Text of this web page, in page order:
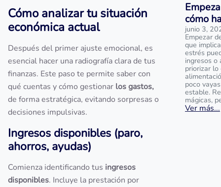
Cómo analizar tu situación
económica actual
Después del primer ajuste emocional, es
esencial hacer una radiografía clara de tus
finanzas. Este paso te permite saber con
qué cuentas y cómo gestionar los gastos,
de forma estratégica, evitando sorpresas o
decisiones impulsivas.
Ingresos disponibles (paro,
ahorros, ayudas)
Comienza identificando tus ingresos
disponibles. Incluye la prestación por
cómo
junio 3,
Empezar
que
estrés
ingresos o
priorizar lo
poco
estable.
mágicas,
Ver más...